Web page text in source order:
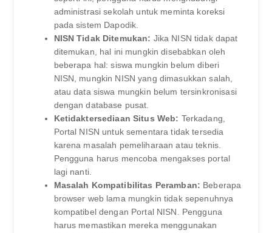
administrasi sekolah untuk meminta koreksi
pada sistem Dapodik.
NISN Tidak Ditemukan: Jika NISN tidak dapat
ditemukan, hal ini mungkin disebabkan oleh
beberapa hal: siswa mungkin belum diberi
NISN, mungkin NISN yang dimasukkan salah,
atau data siswa mungkin belum tersinkronisasi
dengan database pusat.
Ketidaktersediaan Situs Web: Terkadang,
Portal NISN untuk sementara tidak tersedia
karena masalah pemeliharaan atau teknis.
Pengguna harus mencoba mengakses portal
lagi nanti.
Masalah Kompatibilitas Peramban: Beberapa
browser web lama mungkin tidak sepenuhnya
kompatibel dengan Portal NISN. Pengguna
harus memastikan mereka menggunakan